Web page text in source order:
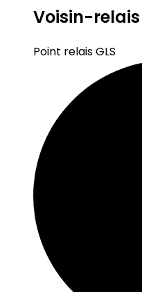
Voisin-
Point relais GLS